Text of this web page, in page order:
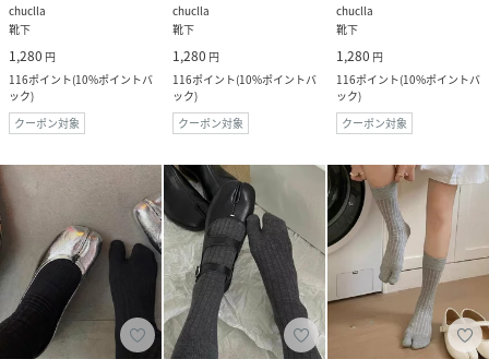
chuclla
靴下
1,280 円
116ポイント(10%ポイントバ
ック)
クーポン対象
chuclla
靴下
1,280 円
116ポイント(10%ポイントバ
ック)
クーポン対象
chuclla
靴下
1,280 円
116ポイント(10%ポイントバ
ック)
クーポン対象